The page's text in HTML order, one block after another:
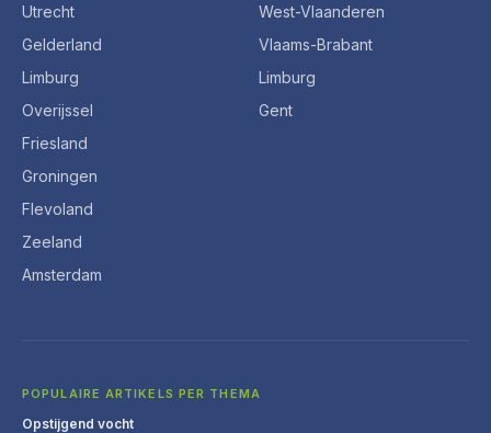
Utrecht
Gelderland
Limburg
Overijssel
Friesland
Groningen
Flevoland
Zeeland
Amsterdam
West-Vlaanderen
Vlaams-Brabant
Limburg
Gent
POPULAIRE ARTIKELS PER THEMA
Opstijgend vocht